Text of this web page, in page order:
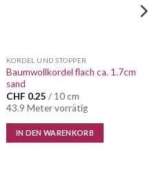
KORDEL UND STOPPER
Baumwollkordel flach ca. 1.7cm
sand
CHF 0.25 / 10 cm
43.9 Meter vorrätig
IN DEN WARENKORB